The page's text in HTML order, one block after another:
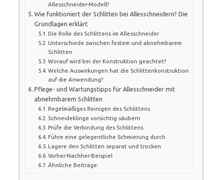
Allesschneider-Modell?
Wie funktioniert der Schlitten bei Allesschneidern? Die
Grundlagen erklärt
Die Rolle des Schlittens im Allesschneider
Unterschiede zwischen festem und abnehmbarem
Schlitten
Worauf wird bei der Konstruktion geachtet?
Welche Auswirkungen hat die Schlittenkonstruktion
auf die Anwendung?
Pflege- und Wartungstipps für Allesschneider mit
abnehmbarem Schlitten
Regelmäßiges Reinigen des Schlittens
Schneideklinge vorsichtig säubern
Prüfe die Verbindung des Schlittens
Führe eine gelegentliche Schmierung durch
Lagere den Schlitten separat und trocken
Vorher-Nachher-Beispiel
Ähnliche Beiträge: